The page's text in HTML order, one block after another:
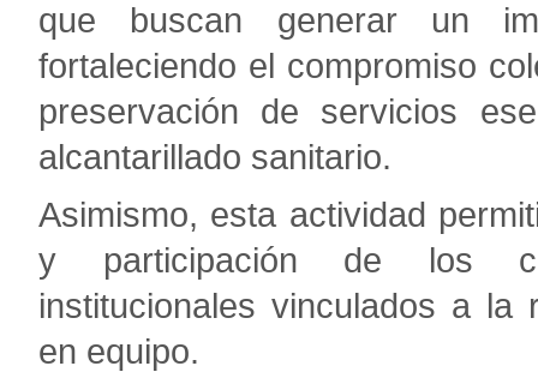
que buscan generar un
fortaleciendo el compromiso
preservación de servicios
alcantarillado sanitario.
Asimismo, esta actividad
y participación de los
institucionales vinculados a la
en equipo.